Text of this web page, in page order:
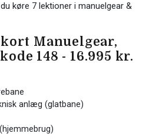
køre 7 lektioner i manuelgear &
Manuelgear,
148 - 16.995 kr.
anlæg (glatbane)